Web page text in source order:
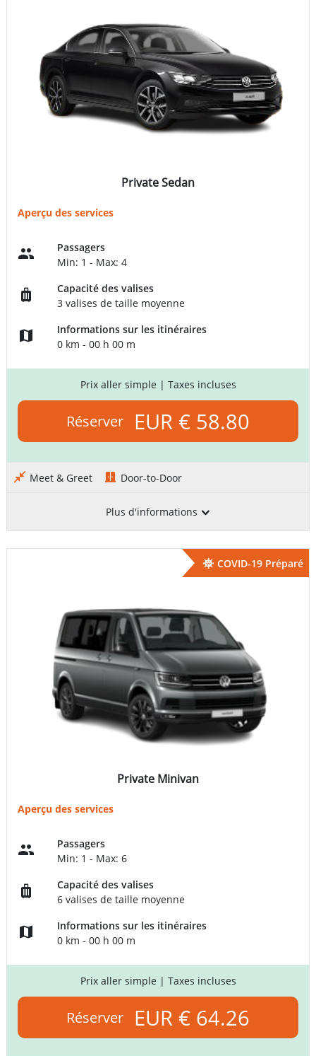
Private Sedan
Aperçu des services
Passagers
Min: 1 - Max: 4
Capacité des valises
3 valises de taille moyenne
Informations sur les itinéraires
0 km - 00 h 00 m
Prix aller simple | Taxes incluses
Réserver EUR € 58.80
Meet & Greet Door-to-Door
Plus d'informations
COVID-19 Préparé
Private Minivan
Aperçu des services
Passagers
Min: 1 - Max: 6
Capacité des valises
6 valises de taille moyenne
Informations sur les itinéraires
0 km - 00 h 00 m
Prix aller simple | Taxes incluses
Réserver EUR € 64.26